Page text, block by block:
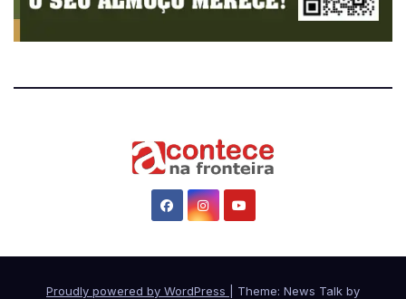
Proudly powered by WordPress Theme: News Talk by